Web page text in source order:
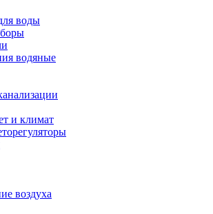
воды
водяные
и климат
воздуха